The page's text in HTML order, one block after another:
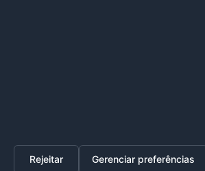
Rejeitar Gerenciar preferências